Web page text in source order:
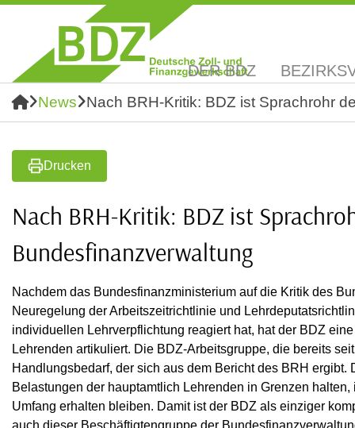
DER BDZ
News Nach BRH-Kritik: BDZ ist Sprachrohr
Drucken
Nach BRH-Kritik: BDZ ist
Bundesfinanzverwaltung
Nachdem das Bundesfinanzministerium auf die Kritik des
Neuregelung der Arbeitszeitrichtlinie und
individuellen Lehrverpflichtung reagiert hat, hat der BDZ
Lehrenden artikuliert. Die BDZ-Arbeitsgruppe, die bereits
Handlungsbedarf, der sich aus dem Bericht des BRH
Belastungen der hauptamtlich Lehrenden in Grenzen
Umfang erhalten bleiben. Damit ist der BDZ als einziger
auch dieser Beschäftigtengruppe der